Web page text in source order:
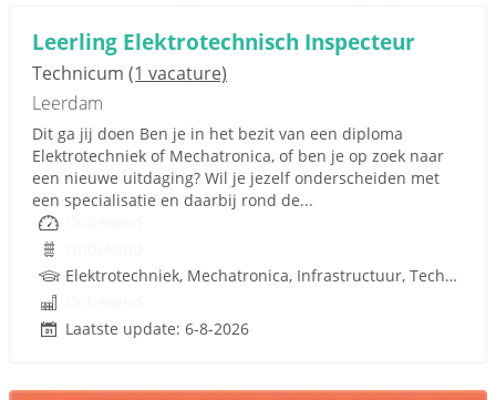
Leerling Elektrotechnisch Inspecteur
Technicum (1 vacature)
Leerdam
Dit ga jij doen Ben je in het bezit van een diploma
Elektrotechniek of Mechatronica, of ben je op zoek naar
een nieuwe uitdaging? Wil je jezelf onderscheiden met
een specialisatie en daarbij rond de...
Elektrotechniek, Mechatronica, Infrastructuur, Techniek, Rijbewijs
Laatste update: 6-8-2026